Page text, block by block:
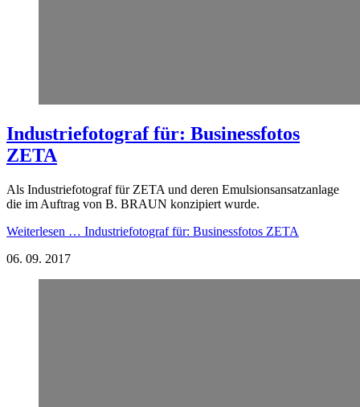
Industriefotograf für: Businessfotos
ZETA
Als Industriefotograf für ZETA und deren Emulsionsansatzanlage
die im Auftrag von B. BRAUN konzipiert wurde.
Weiterlesen … Industriefotograf für: Businessfotos ZETA
06. 09. 2017